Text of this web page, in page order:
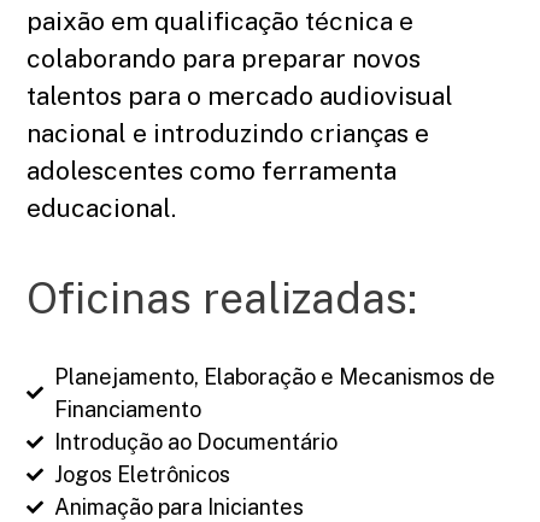
paixão em qualificação técnica e
colaborando para preparar novos
talentos para o mercado audiovisual
nacional e introduzindo crianças e
adolescentes como ferramenta
educacional.
Oficinas realizadas:
Planejamento, Elaboração e Mecanismos de
Financiamento
Introdução ao Documentário
Jogos Eletrônicos
Animação para Iniciantes